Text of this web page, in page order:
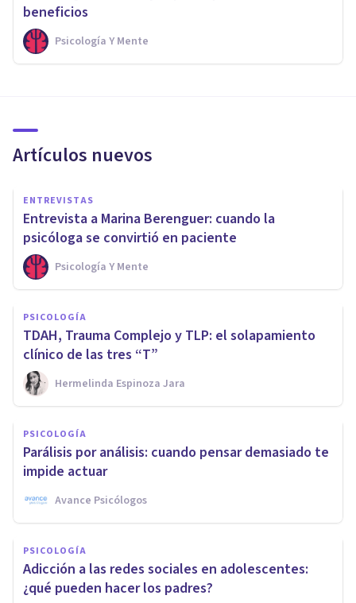
beneficios
Psicología Y Mente
Artículos nuevos
ENTREVISTAS
Entrevista a Marina Berenguer: cuando la
psicóloga se convirtió en paciente
Psicología Y Mente
PSICOLOGÍA
TDAH, Trauma Complejo y TLP: el solapamiento
clínico de las tres “T”
Hermelinda Espinoza Jara
PSICOLOGÍA
Parálisis por análisis: cuando pensar demasiado te
impide actuar
Avance Psicólogos
PSICOLOGÍA
Adicción a las redes sociales en adolescentes:
¿qué pueden hacer los padres?